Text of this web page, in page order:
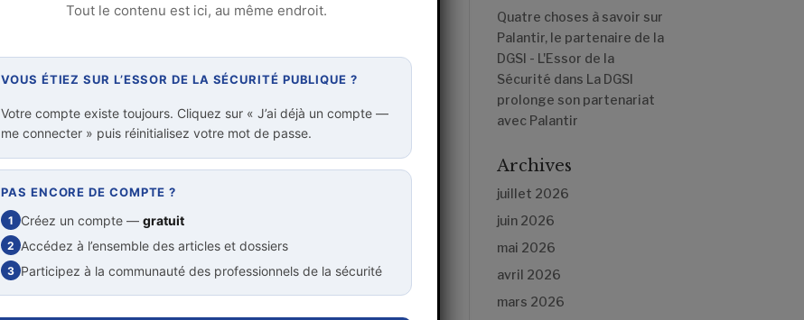
Quatre choses à savoir sur
Palantir, le partenaire de la
DGSI - L'Essor de la
Sécurité dans La DGSI
prolonge son partenariat
avec Palantir
Archives
juillet 2026
juin 2026
mai 2026
avril 2026
mars 2026
Tout le contenu est ici, au même endroit.
VOUS ÉTIEZ SUR L’ESSOR DE LA SÉCURITÉ PUBLIQUE ?
Votre compte existe toujours. Cliquez sur « J’ai déjà un compte —
me connecter » puis réinitialisez votre mot de passe.
PAS ENCORE DE COMPTE ?
1 Créez un compte —gratuit
2 Accédez à l’ensemble des articles et dossiers
3 Participez à la communauté des professionnels de la sécurité